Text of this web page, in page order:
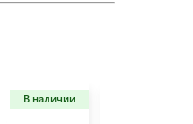
В наличии